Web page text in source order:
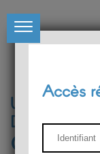
Université
Centre
Accès